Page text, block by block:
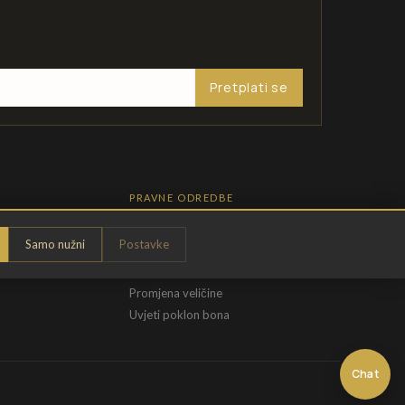
Chat
Samo nužni Postavke
Pretplati se
PRAVNE ODREDBE
Pravila privatnosti
Opći uvjeti
Promjena veličine
Uvjeti poklon bona